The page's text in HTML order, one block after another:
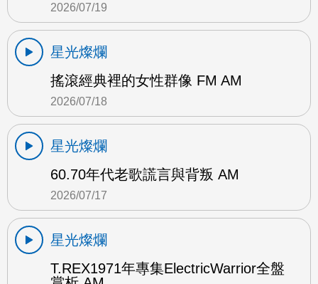
2026/07/19
星光燦爛
搖滾經典裡的女性群像 FM AM
2026/07/18
星光燦爛
60.70年代老歌謊言與背叛 AM
2026/07/17
星光燦爛
T.REX1971年專集ElectricWarrior全盤